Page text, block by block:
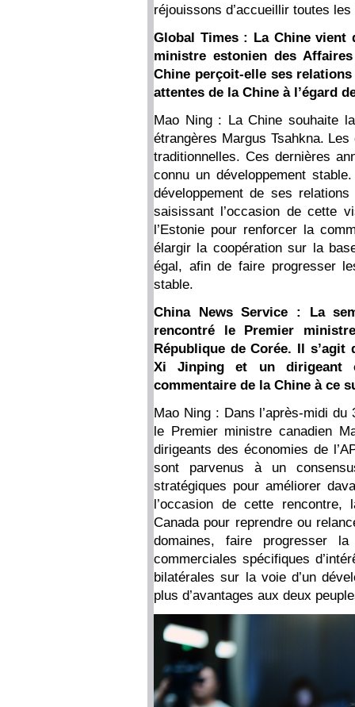
réjouissons d’accueillir toutes
Global Times : La Chine vient
ministre estonien des
Chine perçoit-elle ses
attentes de la Chine à l’égard
Mao Ning : La Chine souhaite
étrangères Margus Tsahkna.
traditionnelles. Ces dernières
connu un développement
développement de ses
saisissant l’occasion de cette
l’Estonie pour renforcer la
élargir la coopération sur la
égal, afin de faire progresser
stable.
China News Service : La
rencontré le Premier
République de Corée. Il
Xi Jinping et un dirigeant
commentaire de la Chine à ce
Mao Ning : Dans l’après-midi
le Premier ministre canadien
dirigeants des économies de
sont parvenus à un
stratégiques pour améliorer
l’occasion de cette
Canada pour reprendre ou
domaines, faire progresser
commerciales spécifiques
bilatérales sur la voie d’un
plus d’avantages aux deux